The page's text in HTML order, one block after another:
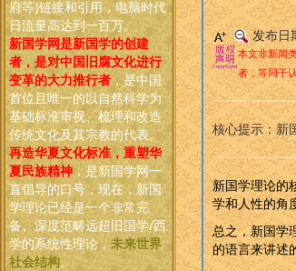
府等)链接和引用，电脑时代
日流量高达到一百万。
新国学网是新国学的创建
者，是对中国旧腐文化进行
变革的大力推行者，是中国
首位且唯一的以自然科学为
基础标准审视、梳理和改造
传统文化及其宗教的代表。
再造华夏文化标准，重塑华
夏民族精神，是新国学网一
直倡导的口号，现在，新国
学理论已经是一个非常完
备、深度范畴远超旧国学/西
学的系统性理论， 未来世界
社会结构。
发布日
本文非新闻
者，等同于
核心提示：新
新国学理论的
学和人性的角
总之，新国学
的语言来讲述